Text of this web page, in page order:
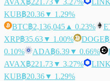
KUB฿20.36▼ 1.29%
BTC฿2,136,045 ▲ 0.23%
XRP฿35.63▼ 1.00% DOGE
0.10%
ADA฿6.39▼ 0.66%
AVAX฿221.73▼ 3.27% LINK
KUB฿20.36▼ 1.29%